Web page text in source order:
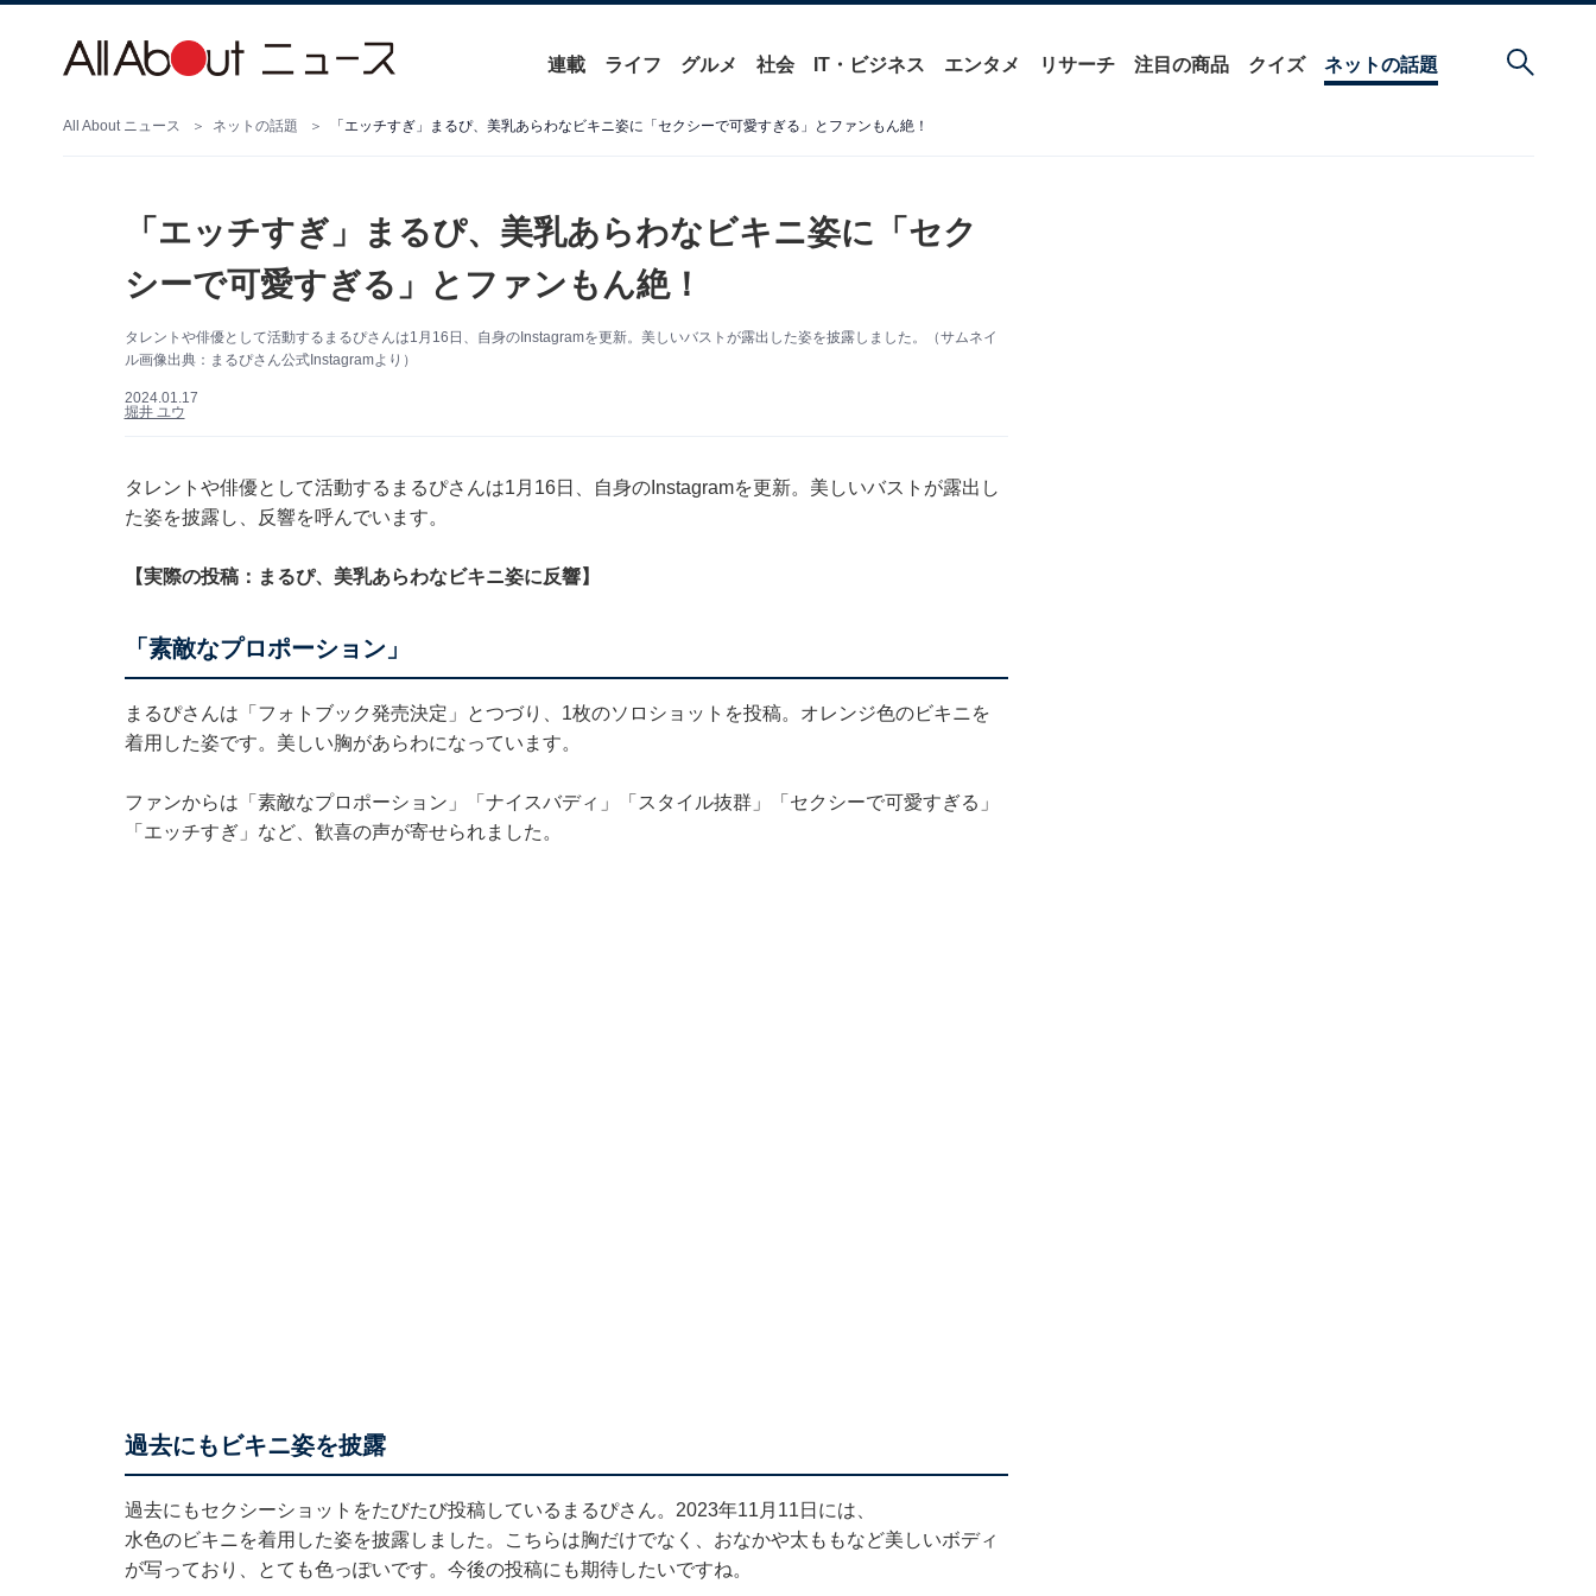
連載 ライフ グルメ 社会 IT・ビジネス エンタメ リサーチ 注目の商品 クイズ ネットの話題
All About ニュース ネットの話題 「エッチすぎ」まるぴ、美乳あらわなビキニ姿に「セクシーで可愛すぎる」とファンもん絶！
「エッチすぎ」まるぴ、美乳あらわなビキニ姿に「セク
シーで可愛すぎる」とファンもん絶！
タレントや俳優として活動するまるぴさんは1月16日、自身のInstagramを更新。美しいバストが露出した姿を披露しました。（サムネイ
ル画像出典：まるぴさん公式Instagramより）
2024.01.17
堀井 ユウ
タレントや俳優として活動するまるぴさんは1月16日、自身のInstagramを更新。美しいバストが露出し
た姿を披露し、反響を呼んでいます。
【実際の投稿：まるぴ、美乳あらわなビキニ姿に反響】
「素敵なプロポーション」
まるぴさんは「フォトブック発売決定」とつづり、1枚のソロショットを投稿。オレンジ色のビキニを
着用した姿です。美しい胸があらわになっています。
ファンからは「素敵なプロポーション」「ナイスバディ」「スタイル抜群」「セクシーで可愛すぎる」
「エッチすぎ」など、歓喜の声が寄せられました。
過去にもビキニ姿を披露
過去にもセクシーショットをたびたび投稿しているまるぴさん。2023年11月11日には、
水色のビキニを着用した姿を披露 しました。こちらは胸だけでなく、おなかや太ももなど美しいボディ
が写っており、とても色っぽいです。今後の投稿にも期待したいですね。